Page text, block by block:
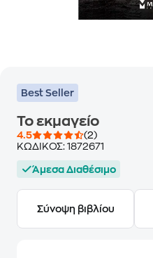
Best Seller
Το εκμαγείο
4.5
(2)
ΚΩΔΙΚΟΣ: 1872671
Άμεσα Διαθέσιμο
Σύνοψη βιβλίου